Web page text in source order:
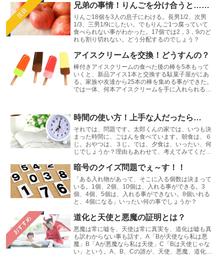
注目
兄弟の事情！りんごを分け合うと……
りんご18個を3人の息子にわける。長男1/2、次男
1/3、三男1/9にしたい。でもりんご1つ腐っていて
食べられない事がわかった。17個では2，3，9のど
れも割り切れない。どう分配するのでしょう？
アイスクリームを交換！どうすんの？
棒付きアイスクリームの食べた後の棒を5本もって
いくと、新品アイス1本と交換する駄菓子屋がにあ
る。家族や友達から25本の棒を集める事ができた。
では一体、何本アイスクリームを手に入れられるだ
時間の使い方！上手な人だったら…
それでは、問題です。太郎くんの家では、いつも決
まった時間に、ごはんを食べています。朝食は、６
じ。おやつは、３じ。では、夕食は、いったい、何
じでしょうか？理由もあわせて、考えてみてくださ
暗号のクイズ問題でぇ～す！！
「ある入れ物があって、そこに入る個数は決まって
いる。1個、2個、10個は、入れる事ができる。3
個、4個、5個は、入れる事ができない。8個いれる
と、4個になる」いったい何の事でしょうか？
おすすめ 道化と天使と悪魔の証明とは？
悪魔は常に嘘を、天使は常に真実を、道化は嘘も真
も訳わからない事も話す。A「Bが天使なら私は悪
魔」B「Aが悪魔なら私は天使」C「Bは天使じゃな
い」という。A、B、Cの誰が、天使、悪魔、道化で